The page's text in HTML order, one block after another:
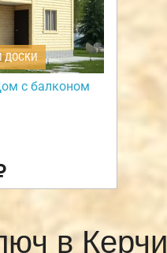
ДОСКИ
с балконом
в